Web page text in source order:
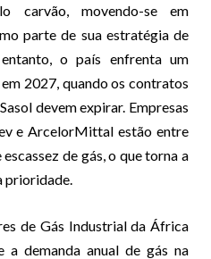
carvão, movendo-se em
parte de sua estratégia de
o país enfrenta um
2027, quando os contratos
devem expirar. Empresas
e ArcelorMittal estão entre
de gás, o que torna a
prioridade.
de Gás Industrial da África
a demanda anual de gás na